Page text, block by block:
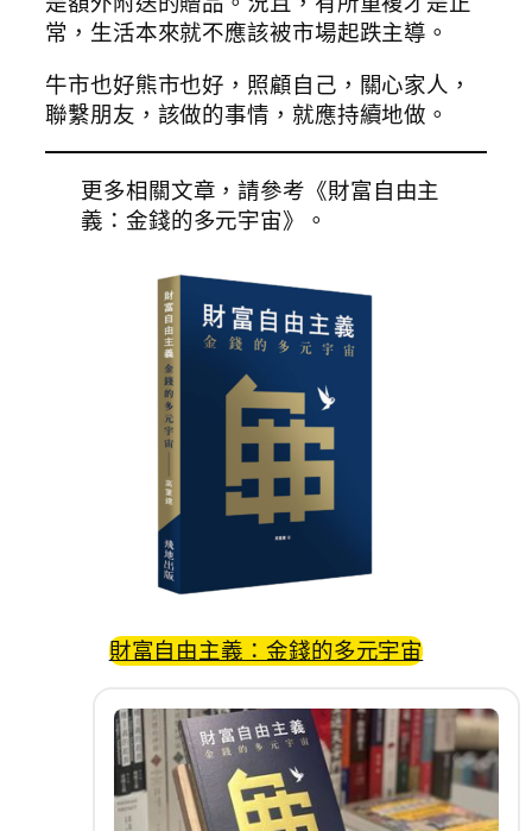
常，生活本來就不應該被市場起跌主導。
牛市也好熊市也好，照顧自己，關心家人，
聯繫朋友，該做的事情，就應持續地做。
更多相關文章，請參考《財富自由主
義：金錢的多元宇宙》。
財富自由主義：金錢的多元宇宙